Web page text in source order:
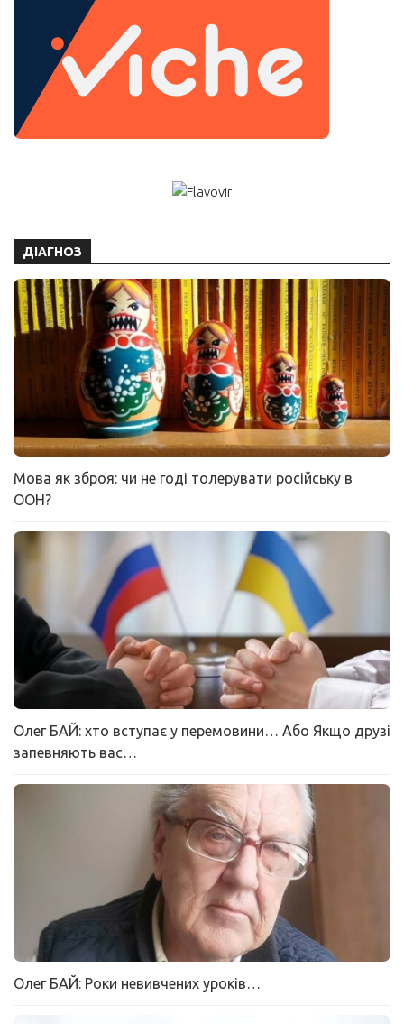
ДІАГНОЗ
Мова як зброя: чи не годі толерувати російську в
ООН?
Олег БАЙ: хто вступає у перемовини… Або Якщо друзі
запевняють вас…
Олег БАЙ: Роки невивчених уроків…